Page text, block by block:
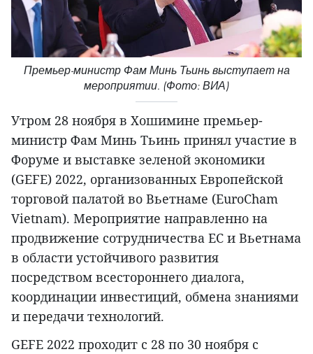
Премьер-министр Фам Минь Тьинь выступает на
мероприятии. (Фото: ВИА)
Утром 28 ноября в Хошимине премьер-
министр Фам Минь Тьинь принял участие в
Форуме и выставке зеленой экономики
(GEFE) 2022, организованных Европейской
торговой палатой во Вьетнаме (EuroCham
Vietnam). Мероприятие направленно на
продвижение сотрудничества ЕС и Вьетнама
в области устойчивого развития
посредством всестороннего диалога,
координации инвестиций, обмена знаниями
и передачи технологий.
GEFE 2022 проходит с 28 по 30 ноября с